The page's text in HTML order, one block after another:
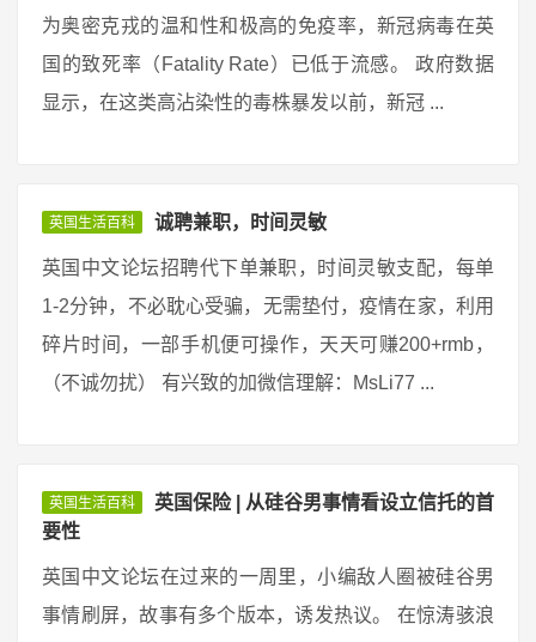
为奥密克戎的温和性和极高的免疫率，新冠病毒在英
国的致死率（Fatality Rate）已低于流感。 政府数据
显示，在这类高沾染性的毒株暴发以前，新冠 ...
英国生活百科 诚聘兼职，时间灵敏
英国中文论坛招聘代下单兼职，时间灵敏支配，每单
1-2分钟，不必耽心受骗，无需垫付，疫情在家，利用
碎片时间，一部手机便可操作，天天可赚200+rmb，
（不诚勿扰） 有兴致的加微信理解：MsLi77 ...
英国生活百科
英国保险 | 从硅谷男事情看设立信托的首
要性
英国中文论坛在过来的一周里，小编敌人圈被硅谷男
事情刷屏，故事有多个版本，诱发热议。 在惊涛骇浪